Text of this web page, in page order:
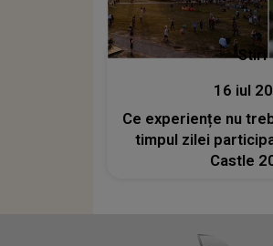
Stiri
16 iul
Ce experiențe nu
timpul zilei
Castle